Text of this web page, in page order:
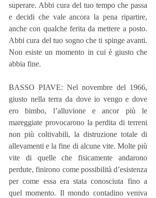
superare. Abbi cura del tuo tempo che passa
e decidi che vale ancora la pena ripartire,
anche con qualche ferita da mettere a posto.
Abbi cura del tuo sogno che ti spinge avanti.
Non esiste un momento in cui è giusto che
abbia fine.
BASSO PIAVE: Nel novembre del 1966,
giusto nella terra da dove io vengo e dove
ero bimbo, l’alluvione e ancor più le
mareggiate provocarono la perdita di terreni
non più coltivabili, la distruzione totale di
allevamenti e la fine di alcune vite. Molte più
vite di quelle che fisicamente andarono
perdute, finirono come possibilità d’esistenza
per come essa era stata conosciuta fino a
quel momento. Il mondo contadino veniva